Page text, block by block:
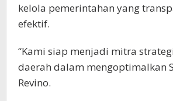
kelola pemerintahan yang
efektif.
“Kami siap menjadi mitra
daerah dalam mengoptimalkan
Revino.